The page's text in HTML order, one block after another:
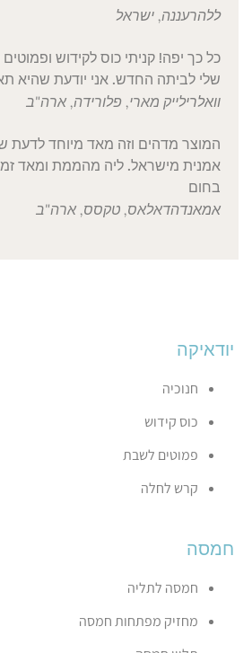
ללהרעננה, ישראל
כל כך יפה! קניתי כוס לקידוש
שלי לביתה החדש. אני יודעת שהיא
וואלרילייק מארי, פלורידה, ארה"ב
המוצר מדהים וזה מאד מיוחד לדעת
אמנית מישראל. ליה מהממת ומאד
בחום
אמאנדהדאלאס, טקסס, ארה"ב
יודאיקה
חנוכיה
כוס קידוש
פמוטים לשבת
קרש לחלה
חמסה
חמסה לתליה
מחזיק מפתחות חמסה